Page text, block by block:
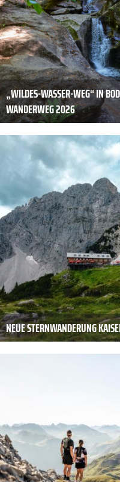
„WILDES-WASSER-WEG“ IN
WANDERWEG 2026
NEUE STERNWANDERUNG